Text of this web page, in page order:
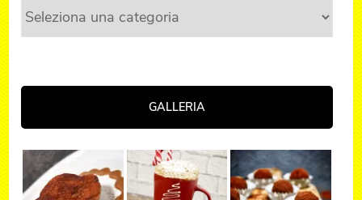
Categorie
GALLERIA